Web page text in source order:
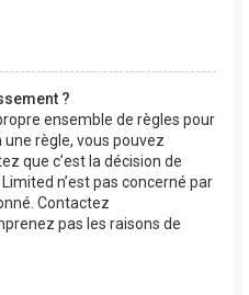
?
ensemble de règles pour
règle, vous pouvez
que c’est la décision de
n’est pas concerné par
Contactez
pas les raisons de